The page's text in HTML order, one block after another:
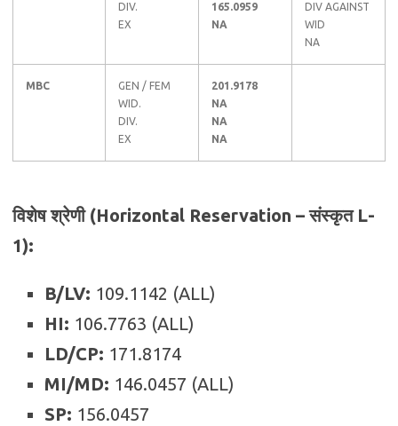
DIV.
EX
165.0959
NA
DIV AGAINST
WID
NA
MBC
GEN / FEM
WID.
DIV.
EX
201.9178
NA
NA
NA
विशेष श्रेणी (Horizontal Reservation – संस्कृत L-
1):
B/LV: 109.1142 (ALL)
HI: 106.7763 (ALL)
LD/CP: 171.8174
MI/MD: 146.0457 (ALL)
SP: 156.0457